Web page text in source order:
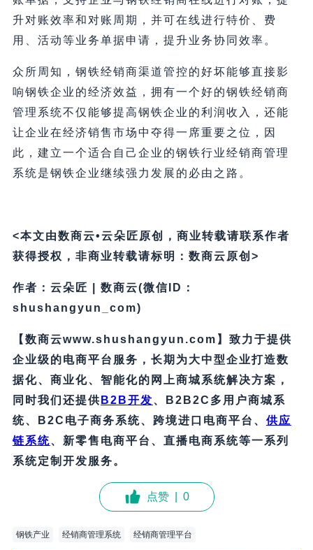
升对账效率和对账周期，并可在线进行特价、费
用、活动等业务单据申请，提升业务协同效率。
众所周知，钢铁经销商渠道管控的好坏能够直接影
响钢铁企业的经济效益，拥有一个好的钢铁经销商
管理系统不仅能够提高钢铁企业的利润收入，还能
让企业在经济销售市场中夺得一席重要之位，因
此，建立一个适合自己企业的钢铁行业经销商管理
系统是钢铁企业继续强力发展的必由之路。
<本文由数商云•云朵匠原创，商业转载请联系作者
获得授权，非商业转载请标明：数商云原创>
作者：云朵匠 | 数商云(微信ID：
shushangyun_com)
【数商云www.shushangyun.com】致力于提供
企业级的电商平台服务，长期为大中型企业打造数
据化、商业化、智能化的网上商城系统解决方案，
同时我们还提供 B2B开发、B2B2C多用户商城系
统、B2C电子商务系统、跨境进口电商平台、 供应
链系统、新零售电商平台、直播电商系统等一系列
系统定制开发服务。
点赞 0
钢铁产业 经销商管理系统 经销商管理平台